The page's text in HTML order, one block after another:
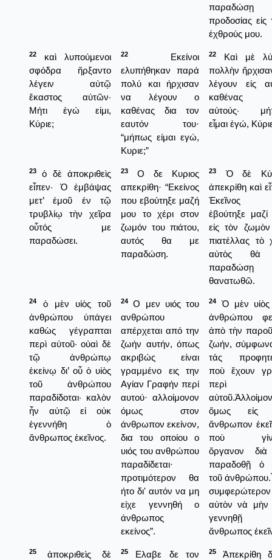
παραδώσῃ
προδοσίας εἰς
ἐχθρούς μου.
22
καὶ λυπούμενοι
σφόδρα ἤρξαντο
λέγειν αὐτῷ
ἕκαστος αὐτῶν·
Μήτι ἐγώ εἰμι,
Κύριε;
22
Εκείνοι
ελυπήθηκαν παρά
πολύ και ήρχισαν
να λέγουν ο
καθένας δια τον
εαυτόν του·
“μήπως είμαι εγώ,
Κυριε;”
22
Καὶ μὲ
πολλὴν
λέγουν εἰς
καθένας
αὐτούς·
εἶμαι ἐγώ,
23
ὁ δὲ ἀποκριθεὶς
εἶπεν· Ὁ ἐμβάψας
μετ’ ἐμοῦ ἐν τῷ
τρυβλίῳ τὴν χεῖρα
οὗτός με
παραδώσει.
23
Ο δε Κυριος
απεκρίθη· “Εκείνος
που εβούτηξε μαζή
μου το χέρι στον
ζωμόν του πιάτου,
αυτός θα με
παραδώση.
23
Ὁ δὲ
ἀπεκρίθη καὶ
Ἐκεῖνος
ἐβούτηξε
εἰς τὸν
πιατέλλας τὸ
αὐτὸς θὰ
παραδώσῃ
θανατωθῶ.
24
ὁ μὲν υἱὸς τοῦ
ἀνθρώπου ὑπάγει
καθὼς γέγραπται
περὶ αὐτοῦ· οὐαὶ δὲ
τῷ ἀνθρώπῳ
ἐκείνῳ δι’ οὗ ὁ υἱὸς
τοῦ ἀνθρώπου
παραδίδοται· καλὸν
ἦν αὐτῷ εἰ οὐκ
ἐγεννήθη ὁ
ἄνθρωπος ἐκεῖνος.
24
Ο μεν υιός του
ανθρώπου
απέρχεται από την
ζωήν αυτήν, όπως
ακριβώς είναι
γραμμένο εις την
Αγίαν Γραφήν περί
αυτού· αλλοίμονον
όμως στον
άνθρωπον εκείνον,
δια του οποίου ο
υιός του ανθρώπου
παραδίδεται·
προτιμότερον θα
ήτο δι' αυτόν να μη
είχε γεννηθή ο
άνθρωπος
εκείνος”.
24
Ὁ μὲν υἱὸς
ἀνθρώπου
ἀπὸ τὴν
ζωήν,
τάς
ποὺ ἔχουν
περὶ
ὅμως εἰς
ἄνθρωπον
ποὺ
ὄργανον
παραδοθῇ ὁ
τοῦ
αὐτὸν νὰ μὴν
ἄνθρωπος
25
ἀποκριθεὶς δὲ
25
Ελαβε δε τον
25
Ἀπεκρίθη